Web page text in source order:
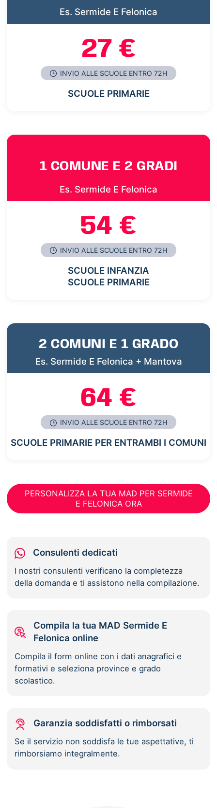
Es. Sermide E Felonica
27 €
INVIO ALLE SCUOLE ENTRO 72H
SCUOLE PRIMARIE
1 COMUNE E 2 GRADI
Es. Sermide E Felonica
54 €
INVIO ALLE SCUOLE ENTRO 72H
SCUOLE INFANZIA
SCUOLE PRIMARIE
2 COMUNI E 1 GRADO
Es. Sermide E Felonica + Mantova
64 €
INVIO ALLE SCUOLE ENTRO 72H
SCUOLE PRIMARIE PER ENTRAMBI I COMUNI
PERSONALIZZA LA TUA MAD PER SERMIDE
E FELONICA ORA
Consulenti dedicati
I nostri consulenti verificano la completezza
della domanda e ti assistono nella compilazione.
Compila la tua MAD Sermide E
Felonica online
Compila il form online con i dati anagrafici e
formativi e seleziona province e grado
scolastico.
Garanzia soddisfatti o rimborsati
Se il servizio non soddisfa le tue aspettative, ti
rimborsiamo integralmente.